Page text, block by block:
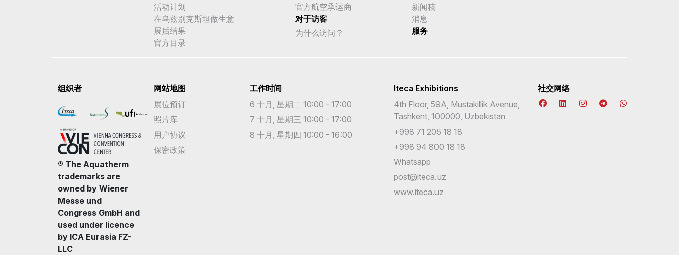
活动计划
在乌兹别克斯坦做生意
展后结果
官方目录
官方航空承运商
对于访客
为什么访问？
新闻稿
消息
服务
组织者
® The Aquatherm
trademarks are
owned by Wiener
Messe und
Congress GmbH and
used under licence
by ICA Eurasia FZ-
LLC
网站地图
展位预订
照片库
用户协议
保密政策
工作时间
6 十月, 星期二 10:00 - 17:00
7 十月, 星期三 10:00 - 17:00
8 十月, 星期四 10:00 - 16:00
Iteca Exhibitions
4th Floor, 59A, Mustakillik Avenue,
Tashkent, 100000, Uzbekistan
+998 71 205 18 18
+998 94 800 18 18
Whatsapp
post@iteca.uz
www.iteca.uz
社交网络